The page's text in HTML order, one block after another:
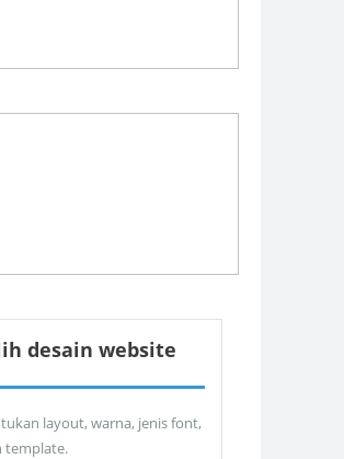
desain website
layout, warna, jenis font,
template.